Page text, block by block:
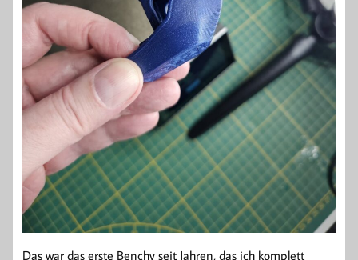
Das war das erste Benchy seit Jahren, das ich komplett